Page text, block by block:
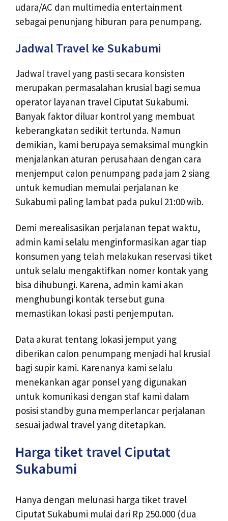
udara/AC dan multimedia entertainment
sebagai penunjang hiburan para penumpang.
Jadwal Travel ke Sukabumi
Jadwal travel yang pasti secara konsisten
merupakan permasalahan krusial bagi semua
operator layanan travel Ciputat Sukabumi.
Banyak faktor diluar kontrol yang membuat
keberangkatan sedikit tertunda. Namun
demikian, kami berupaya semaksimal mungkin
menjalankan aturan perusahaan dengan cara
menjemput calon penumpang pada jam 2 siang
untuk kemudian memulai perjalanan ke
Sukabumi paling lambat pada pukul 21:00 wib.
Demi merealisasikan perjalanan tepat waktu,
admin kami selalu menginformasikan agar tiap
konsumen yang telah melakukan reservasi tiket
untuk selalu mengaktifkan nomer kontak yang
bisa dihubungi. Karena, admin kami akan
menghubungi kontak tersebut guna
memastikan lokasi pasti penjemputan.
Data akurat tentang lokasi jemput yang
diberikan calon penumpang menjadi hal krusial
bagi supir kami. Karenanya kami selalu
menekankan agar ponsel yang digunakan
untuk komunikasi dengan staf kami dalam
posisi standby guna memperlancar perjalanan
sesuai jadwal travel yang ditetapkan.
Harga tiket travel Ciputat
Sukabumi
Hanya dengan melunasi harga tiket travel
Ciputat Sukabumi mulai dari Rp 250.000 (dua